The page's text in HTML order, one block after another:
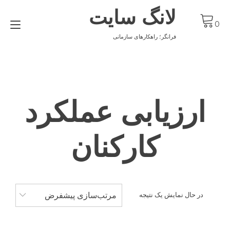
content
لانگ سایت
فرانگر؛ راهکارهای سازمانی
0
ارزیابی عملکرد
کارکنان
در حال نمایش یک نتیجه مرتب‌سازی پیشفرض